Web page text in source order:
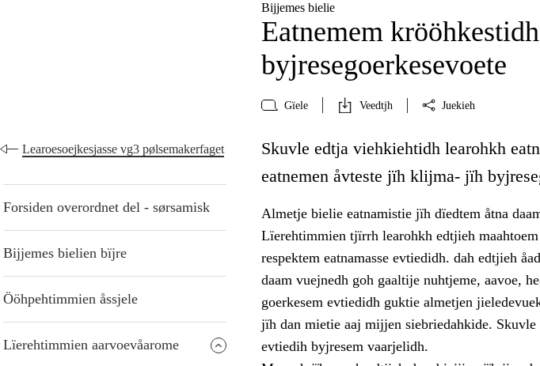
Bijjemes bielie
Eatnemem
byjresegoerkesevoete
Gïele Veedtjh Juekieh
Learoesoejkesjasse vg3 pølsemakerfaget
Forsiden overordnet del - sørsamisk
Bijjemes bielien bïjre
Ööhpehtimmien åssjele
Lïerehtimmien aarvoevåarome
Skuvle edtja viehkiehtidh learohkh
eatnemen åvteste jïh klijma- jïh
Almetje bielie eatnamistie jïh dïedtem åtna
Lïerehtimmien tjïrrh learohkh edtjieh
respektem eatnamasse evtiedidh. dah edtjieh
daam vuejnedh goh gaaltije nuhtjeme, aavoe,
goerkesem evtiedidh guktie almetjen
jïh dan mietie aaj mijjen siebriedahkide.
evtiedih byjresem vaarjelidh.